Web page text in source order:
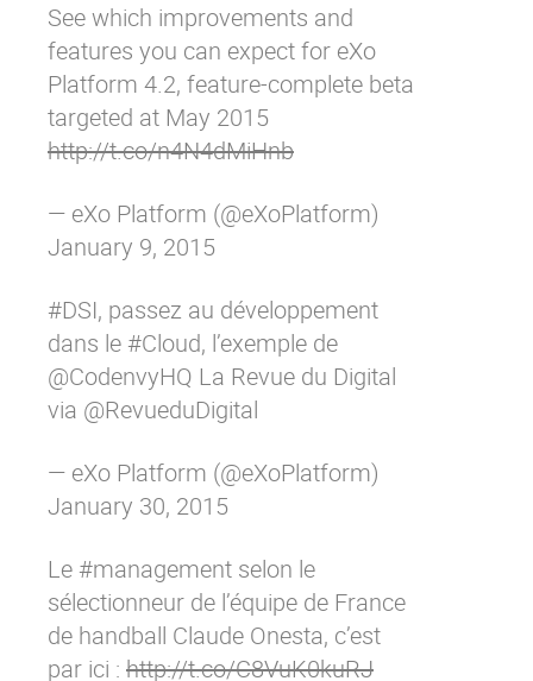
See which improvements and
features you can expect for eXo
Platform 4.2, feature-complete beta
targeted at May 2015
http://t.co/n4N4dMiHnb
— eXo Platform (@eXoPlatform)
January 9, 2015
#DSI, passez au développement
dans le #Cloud, l’exemple de
@CodenvyHQ La Revue du Digital
via @RevueduDigital
— eXo Platform (@eXoPlatform)
January 30, 2015
Le #management selon le
sélectionneur de l’équipe de France
de handball Claude Onesta, c’est
par ici : http://t.co/C8VuK0kuRJ